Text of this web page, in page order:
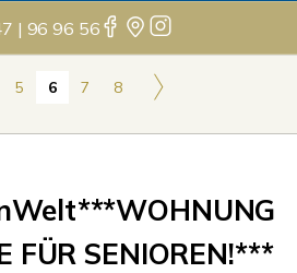
| 96 96 56
5 6 7 8
FÜR SENIOREN!***